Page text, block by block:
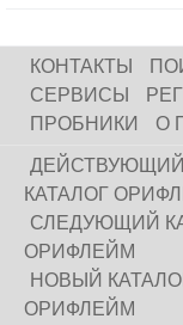
КОНТАКТЫ
СЕРВИСЫ
ПРОБНИКИ
О
ДЕЙСТВУЮЩИЙ
КАТАЛОГ
СЛЕДУЮЩИЙ
ОРИФЛЕЙМ
НОВЫЙ
ОРИФЛЕЙМ